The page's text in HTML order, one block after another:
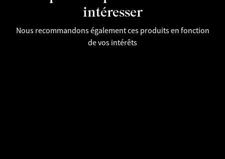
intéresser
Nous recommandons également ces produits en fonction
de vos intérêts